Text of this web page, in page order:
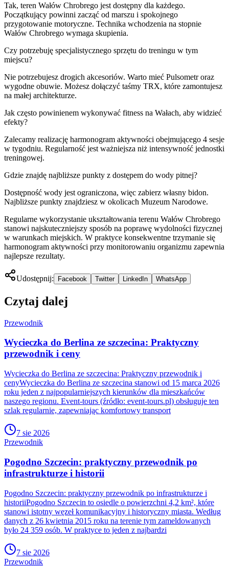
Tak, teren Wałów Chrobrego jest dostępny dla każdego.
Początkujący powinni zacząć od marszu i spokojnego
przygotowanie motoryczne. Technika wchodzenia na stopnie
Wałów Chrobrego wymaga skupienia.
Czy potrzebuję specjalistycznego sprzętu do treningu w tym
miejscu?
Nie potrzebujesz drogich akcesoriów. Warto mieć Pulsometr oraz
wygodne obuwie. Możesz dołączyć taśmy TRX, które zamontujesz
na małej architekturze.
Jak często powinienem wykonywać fitness na Wałach, aby widzieć
efekty?
Zalecamy realizację harmonogram aktywności obejmującego 4 sesje
w tygodniu. Regularność jest ważniejsza niż intensywność jednostki
treningowej.
Gdzie znajdę najbliższe punkty z dostępem do wody pitnej?
Dostępność wody jest ograniczona, więc zabierz własny bidon.
Najbliższe punkty znajdziesz w okolicach Muzeum Narodowe.
Regularne wykorzystanie ukształtowania terenu Wałów Chrobrego
stanowi najskuteczniejszy sposób na poprawę wydolności fizycznej
w warunkach miejskich. W praktyce konsekwentne trzymanie się
harmonogram aktywności przy monitorowaniu organizmu zapewnia
najlepsze rezultaty.
Udostępnij: Facebook Twitter LinkedIn WhatsApp
Czytaj dalej
Przewodnik
Wycieczka do Berlina ze szczecina: Praktyczny
przewodnik i ceny
Wycieczka do Berlina ze szczecina: Praktyczny przewodnik i
cenyWycieczka do Berlina ze szczecina stanowi od 15 marca 2026
roku jeden z najpopularniejszych kierunków dla mieszkańców
naszego regionu. Event-tours (źródło: event-tours.pl) obsługuje ten
szlak regularnie, zapewniając komfortowy transport
7 sie 2026
Przewodnik
Pogodno Szczecin: praktyczny przewodnik po
infrastrukturze i historii
Pogodno Szczecin: praktyczny przewodnik po infrastrukturze i
historiiPogodno Szczecin to osiedle o powierzchni 4,2 km², które
stanowi istotny węzeł komunikacyjny i historyczny miasta. Według
danych z 26 kwietnia 2015 roku na terenie tym zameldowanych
było 24 359 osób. W praktyce to jeden z najbardzi
7 sie 2026
Przewodnik